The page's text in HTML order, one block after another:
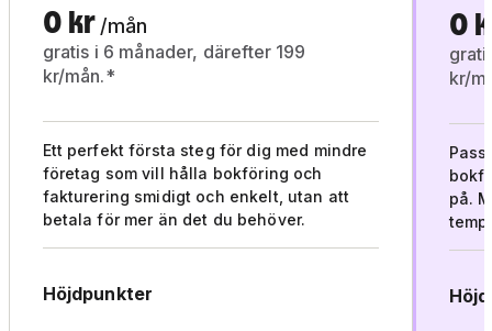
0 kr /mån
gratis i 6 månader, därefter 199
kr/mån.*
Ett perfekt första steg för dig med mindre
företag som vill hålla bokföring och
fakturering smidigt och enkelt, utan att
betala för mer än det du behöver.
Höjdpunkter
0
kr/
på.